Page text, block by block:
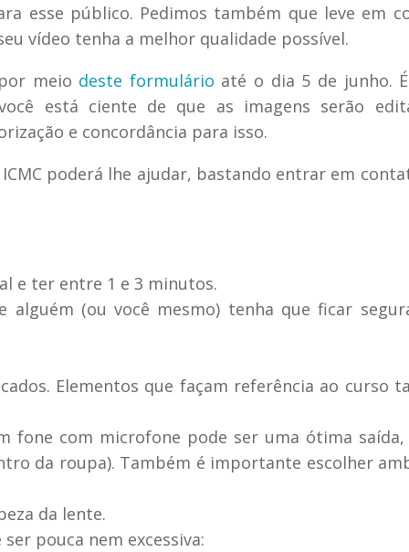
esse público. Pedimos também que leve em
vídeo tenha a melhor qualidade possível.
meio deste formulário até o dia 5 de junho.
está ciente de que as imagens serão
e concordância para isso.
poderá lhe ajudar, bastando entrar em
e ter entre 1 e 3 minutos.
(ou você mesmo) tenha que ficar
Elementos que façam referência ao curso
fone com microfone pode ser uma ótima saída,
da roupa). Também é importante escolher
da lente.
pouca nem excessiva: